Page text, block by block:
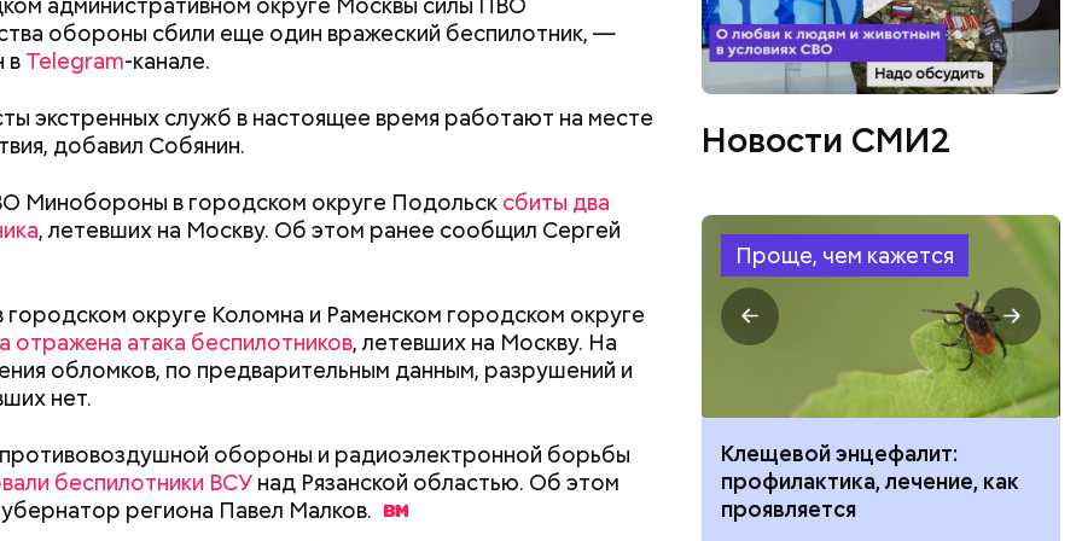
обороны сбили еще один вражеский беспилотник, —
вTelegram-канале.
экстренных служб в настоящее время работают на месте
добавил Собянин.
Минобороны в городском округе Подольск сбиты два
, летевших на Москву. Об этом ранее сообщил Сергей
городском округе Коломна и Раменском городском округе
отражена атака беспилотников, летевших на Москву. На
обломков, по предварительным данным, разрушений и
нет.
обороны и радиоэлектронной борьбы
беспилотники ВСУнад Рязанской областью. Об этом
региона Павел Малков.
Ярославской области Михаил Евраев рассказал, что
сгорел, в нескольких многоэтажкахвыбило стеклапосле
атаки БПЛА на регион.
Новости СМИ2
Проще, чем кажется
Как узнать, снесут ли дом по
реновации в Москве: где
искать информацию и сроки
Как предотвратить развитие
диабета
Клещевой энцефалит:
профилактика, лечение, как
проявляется